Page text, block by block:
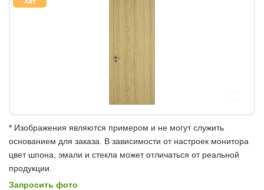
* Изображения являются примером и не могут служить
основанием для заказа. В зависимости от настроек монитора
цвет шпона, эмали и стекла может отличаться от реальной
продукции.
Запросить фото